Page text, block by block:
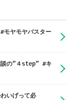
モヤモヤバスター
談の”４step” #キ
いげって必